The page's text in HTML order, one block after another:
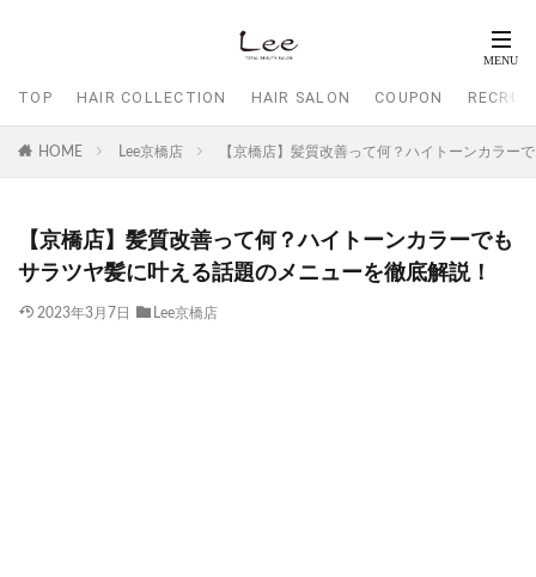
TOP HAIR COLLECTION HAIR SALON COUPON
HOME Lee京橋店 【京橋店】髪質改善って何？ハイトーンカラー
【京橋店】髪質改善って何？ハイトーンカラーでも
サラツヤ髪に叶える話題のメニューを徹底解説！
2023年3月7日 Lee京橋店